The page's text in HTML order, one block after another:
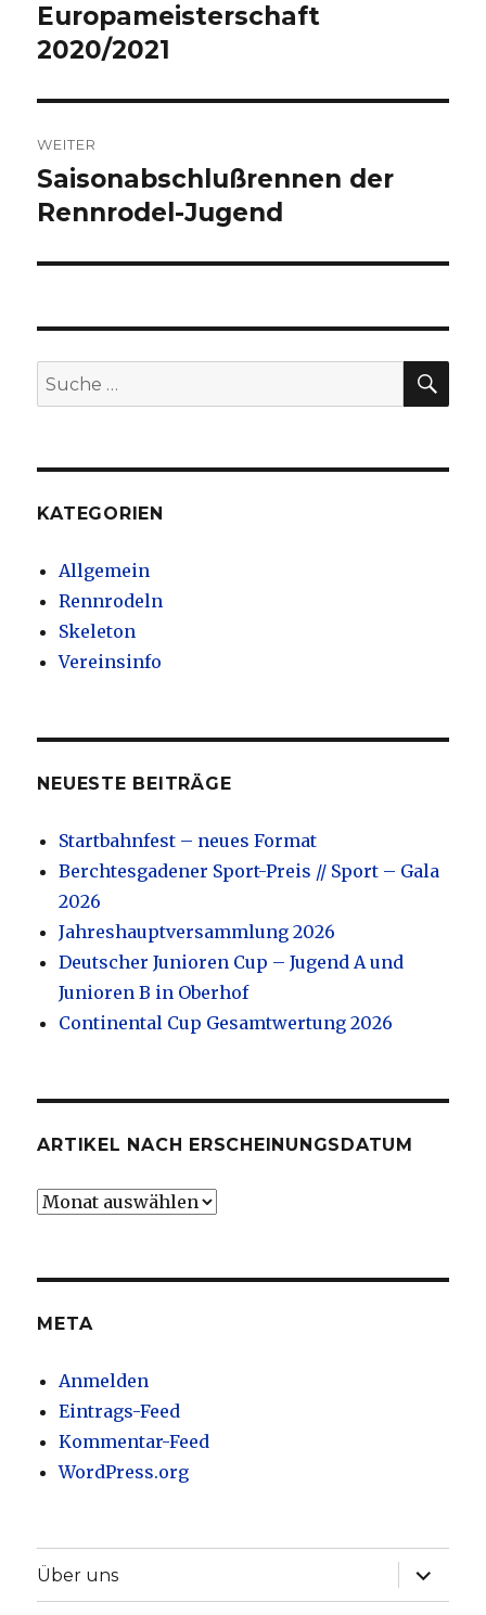
Europameisterschaft
2020/2021
WEITER
Nächster
Beitrag:
Saisonabschlußrennen der
Rennrodel-Jugend
Suche
nach:
KATEGORIEN
Allgemein
Rennrodeln
Skeleton
Vereinsinfo
NEUESTE BEITRÄGE
Startbahnfest – neues Format
Berchtesgadener Sport-Preis // Sport – Gala
2026
Jahreshauptversammlung 2026
Deutscher Junioren Cup – Jugend A und
Junioren B in Oberhof
Continental Cup Gesamtwertung 2026
ARTIKEL NACH ERSCHEINUNGSDATUM
Artikel
META
Anmelden
Eintrags-Feed
Kommentar-Feed
WordPress.org
Über uns